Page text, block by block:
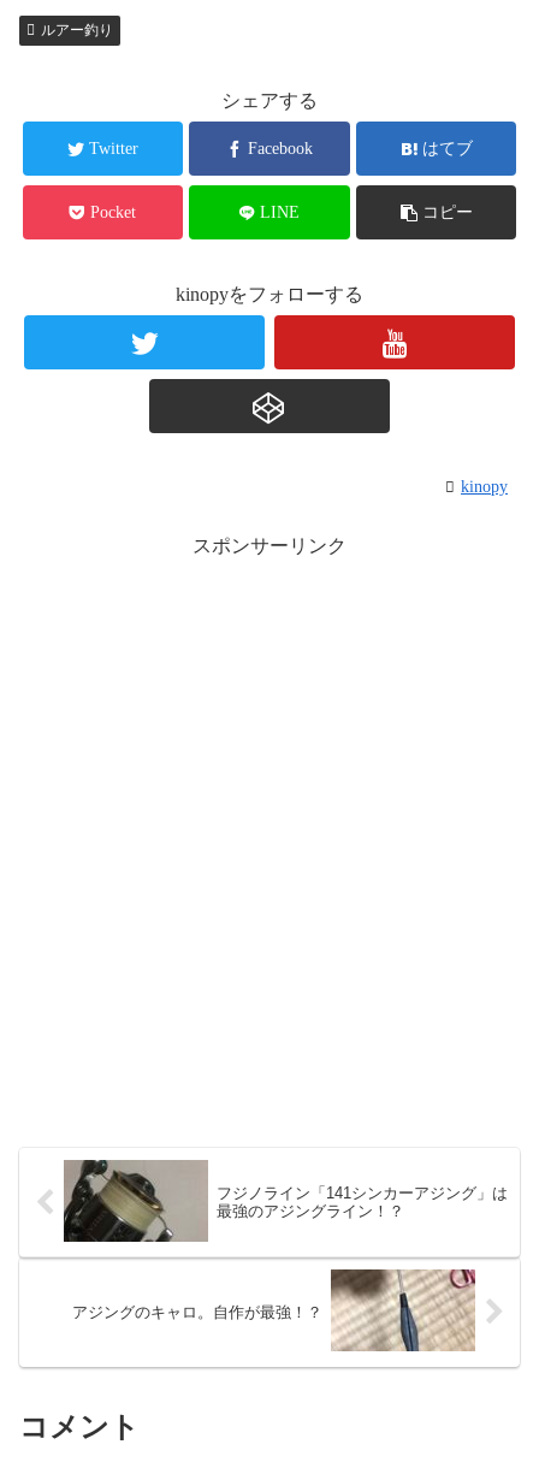
ルアー釣り
シェアする
Twitter Facebook はてブ
Pocket LINE コピー
kinopyをフォローする
kinopy
スポンサーリンク
フジノライン「141シンカーアジング」は
最強のアジングライン！？
アジングのキャロ。自作が最強！？
コメント